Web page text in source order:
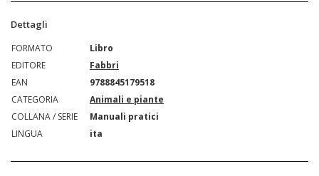
Dettagli
FORMATO
Libro
EDITORE
Fabbri
EAN
9788845179518
CATEGORIA
Animali e piante
COLLANA / SERIE
Manuali pratici
LINGUA
ita